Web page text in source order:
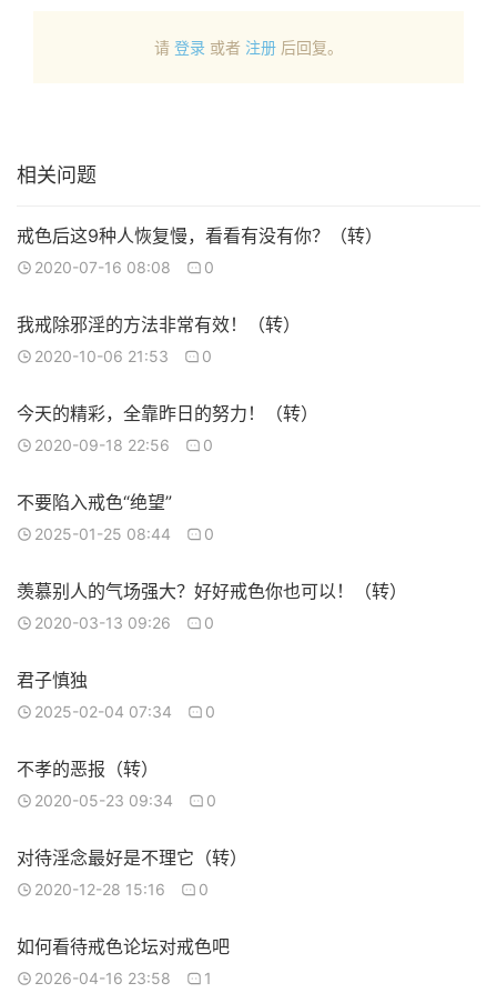
请 登录 或者 注册 后回复。
相关问题
戒色后这9种人恢复慢，看看有没有你？（转）
2020-07-16 08:08 0
我戒除邪淫的方法非常有效！（转）
2020-10-06 21:53 0
今天的精彩，全靠昨日的努力！（转）
2020-09-18 22:56 0
不要陷入戒色“绝望”
2025-01-25 08:44 0
羡慕别人的气场强大？好好戒色你也可以！（转）
2020-03-13 09:26 0
君子慎独
2025-02-04 07:34 0
不孝的恶报（转）
2020-05-23 09:34 0
对待淫念最好是不理它（转）
2020-12-28 15:16 0
如何看待戒色论坛对戒色吧
2026-04-16 23:58 1